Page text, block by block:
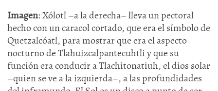
Imagen: Xólotl –a la derecha– lleva un pectoral
hecho con un caracol cortado, que era el símbolo de
Quetzalcóatl, para mostrar que era el aspecto
nocturno de Tlahuizcalpantecuhtli y que su
función era conducir a Tlachitonatiuh, el dios solar
–quien se ve a la izquierda–, a las profundidades